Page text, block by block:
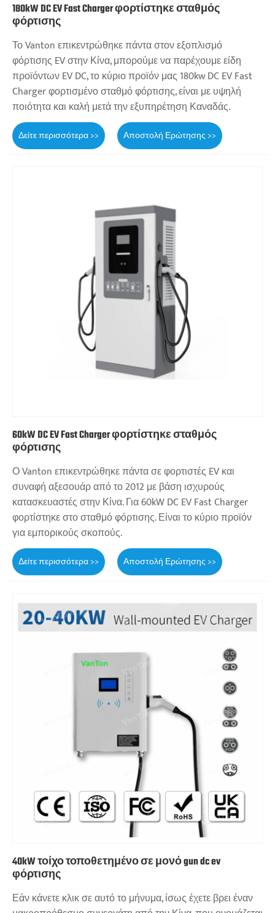
180kW DC EV Fast Charger φορτίστηκε σταθμός
φόρτισης
Το Vanton επικεντρώθηκε πάντα στον εξοπλισμό
φόρτισης EV στην Κίνα, μπορούμε να παρέχουμε είδη
προϊόντων EV DC, το κύριο προϊόν μας 180kw DC EV Fast
Charger φορτισμένο σταθμό φόρτισης, είναι με υψηλή
ποιότητα και καλή μετά την εξυπηρέτηση Καναδάς.
Δείτε περισσότερα >> Αποστολή Ερώτησης >>
60kW DC EV Fast Charger φορτίστηκε σταθμός
φόρτισης
Ο Vanton επικεντρώθηκε πάντα σε φορτιστές EV και
συναφή αξεσουάρ από το 2012 με βάση ισχυρούς
κατασκευαστές στην Κίνα. Για 60kW DC EV Fast Charger
φορτίστηκε στο σταθμό φόρτισης. Είναι το κύριο προϊόν
για εμπορικούς σκοπούς.
Δείτε περισσότερα >> Αποστολή Ερώτησης >>
40kW τοίχο τοποθετημένο σε μονό gun dc ev
φόρτισης
Εάν κάνετε κλικ σε αυτό το μήνυμα, ίσως έχετε βρει έναν